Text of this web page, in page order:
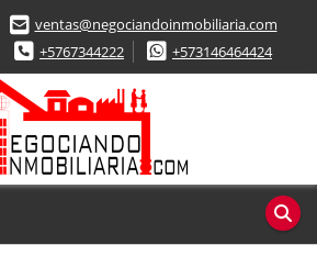
ventas@negociandoinmobiliaria.com
+5767344222
+573146464424